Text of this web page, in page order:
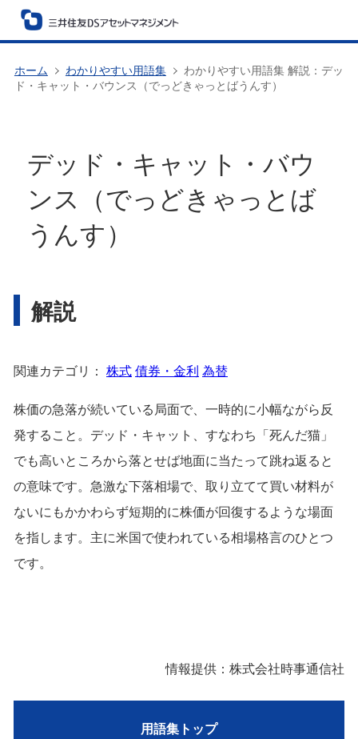
ホーム わかりやすい用語集
わかりやすい用語集 解説：デッ
ド・キャット・バウンス（でっどきゃっとばうんす）
デッド・キャット・バウ
ンス（でっどきゃっとば
うんす）
解説
関連カテゴリ： 株式債券・金利 為替
株価の急落が続いている局面で、一時的に小幅ながら反
発すること。デッド・キャット、すなわち「死んだ猫」
でも高いところから落とせば地面に当たって跳ね返ると
の意味です。急激な下落相場で、取り立てて買い材料が
ないにもかかわらず短期的に株価が回復するような場面
を指します。主に米国で使われている相場格言のひとつ
です。
情報提供：株式会社時事通信社
用語集トップ